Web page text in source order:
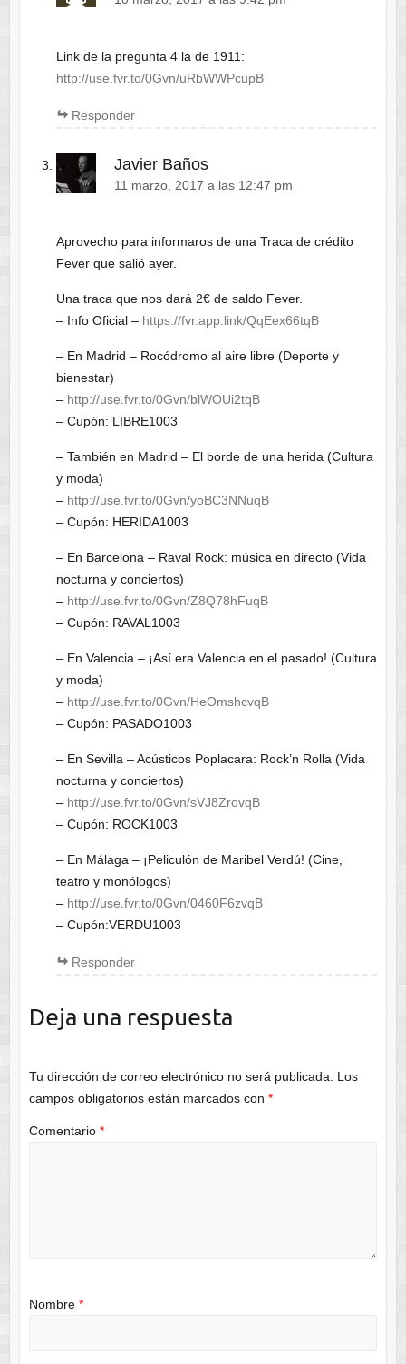
Link de la pregunta 4 la de 1911:
http://use.fvr.to/0Gvn/uRbWWPcupB
Responder
Javier Baños
11 marzo, 2017 a las 12:47 pm
Aprovecho para informaros de una Traca de crédito
Fever que salió ayer.
Una traca que nos dará 2€ de saldo Fever.
– Info Oficial – https://fvr.app.link/QqEex66tqB
– En Madrid – Rocódromo al aire libre (Deporte y
bienestar)
– http://use.fvr.to/0Gvn/blWOUi2tqB
– Cupón: LIBRE1003
– También en Madrid – El borde de una herida (Cultura
y moda)
– http://use.fvr.to/0Gvn/yoBC3NNuqB
– Cupón: HERIDA1003
– En Barcelona – Raval Rock: música en directo (Vida
nocturna y conciertos)
– http://use.fvr.to/0Gvn/Z8Q78hFuqB
– Cupón: RAVAL1003
– En Valencia – ¡Así era Valencia en el pasado! (Cultura
y moda)
– http://use.fvr.to/0Gvn/HeOmshcvqB
– Cupón: PASADO1003
– En Sevilla – Acústicos Poplacara: Rock’n Rolla (Vida
nocturna y conciertos)
– http://use.fvr.to/0Gvn/sVJ8ZrovqB
– Cupón: ROCK1003
– En Málaga – ¡Peliculón de Maribel Verdú! (Cine,
teatro y monólogos)
– http://use.fvr.to/0Gvn/0460F6zvqB
– Cupón:VERDU1003
Responder
Deja una respuesta
Tu dirección de correo electrónico no será publicada. Los
campos obligatorios están marcados con *
Comentario *
Nombre *